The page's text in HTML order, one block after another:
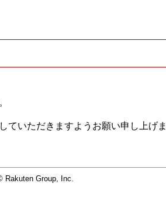
ていただきますようお願い申し上げ
Rakuten Group, Inc.